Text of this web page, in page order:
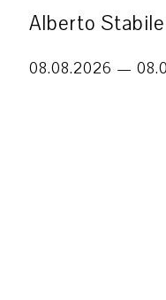
Alberto Stabile
08.08.2026 —